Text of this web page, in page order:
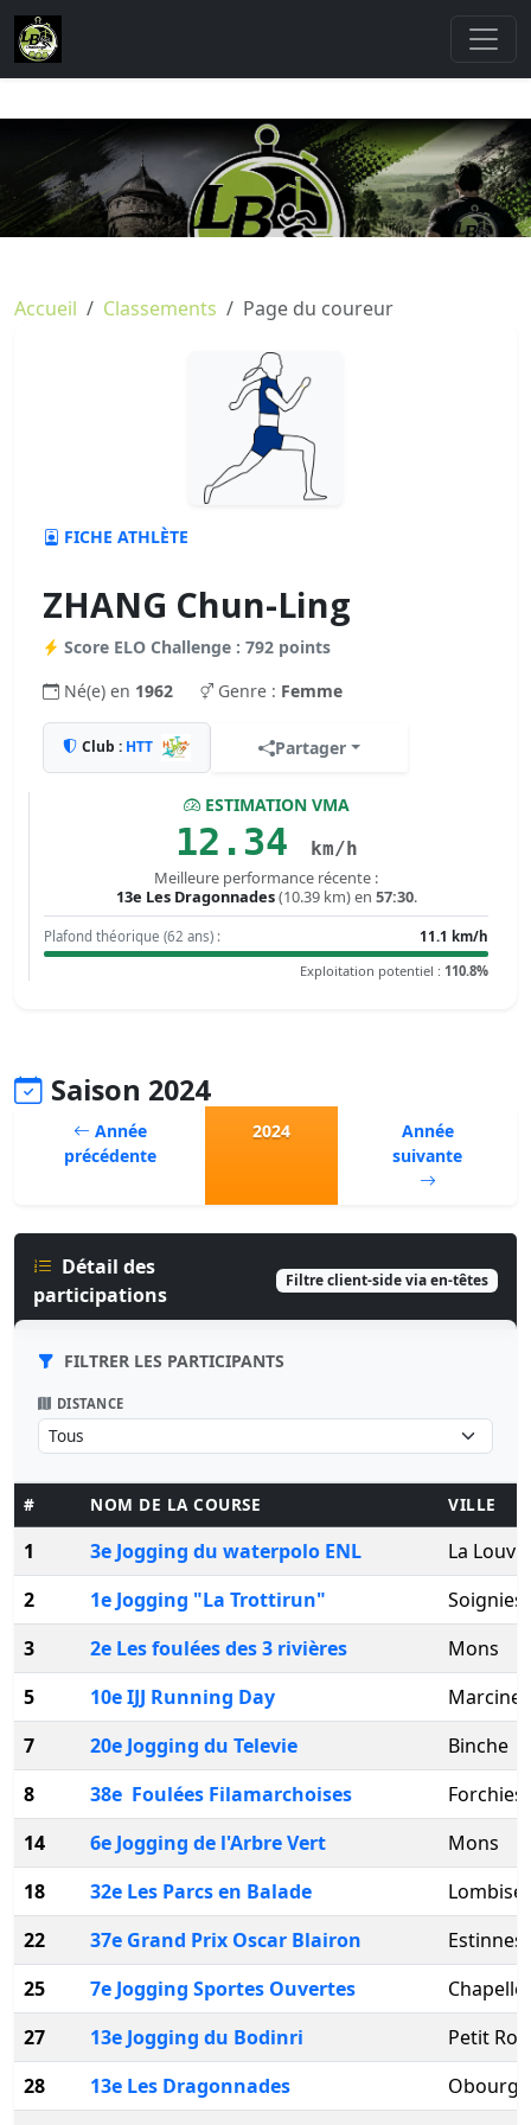
Accueil Classements Page du coureur
FICHE ATHLÈTE
ZHANG Chun-Ling
Score ELO Challenge : 792 points
Né(e) en 1962 Genre : Femme
Club : HTT Partager
ESTIMATION VMA
12.34 km/h
Meilleure performance récente :
13e Les Dragonnades(10.39 km) en 57:30.
Plafond théorique (62 ans) :
11.1 km/h
Exploitation potentiel : 110.8%
Saison 2024
Année
précédente
2024
Année
suivante
Détail des
participations
Filtre client-side via en-têtes
FILTRER LES PARTICIPANTS
DISTANCE
# NOM DE LA COURSE VILLE
1 3e Jogging du waterpolo ENL
La
2
1e Jogging "La Trottirun"
Soignies
3
2e Les foulées des 3 rivières
Mons
5
10e IJJ Running Day
7
20e Jogging du Televie
Binche
8
38e Foulées Filamarchoises
14
6e Jogging de l'Arbre Vert
Mons
18
32e Les Parcs en Balade
Lombise
22
37e Grand Prix Oscar Blairon
Estinnes
25
7e Jogging Sportes Ouvertes
27
13e Jogging du Bodinri
Petit
28
13e Les Dragonnades
Obourg